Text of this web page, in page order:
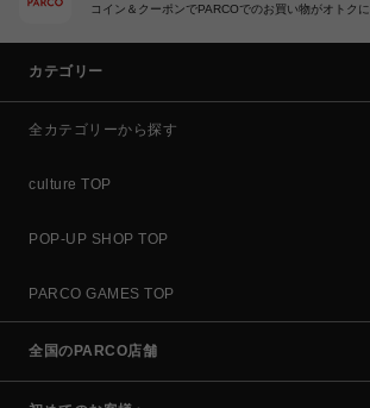
コイン＆クーポンでPARCOでのお買い物がオトクに
カテゴリー
全カテゴリーから探す
culture TOP
POP-UP SHOP TOP
PARCO GAMES TOP
全国のPARCO店舗